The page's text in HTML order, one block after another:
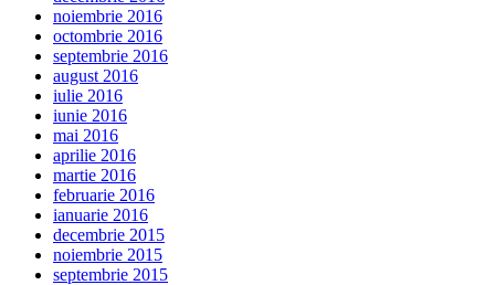
noiembrie 2016
octombrie 2016
septembrie 2016
august 2016
iulie 2016
iunie 2016
mai 2016
aprilie 2016
martie 2016
februarie 2016
ianuarie 2016
decembrie 2015
noiembrie 2015
septembrie 2015